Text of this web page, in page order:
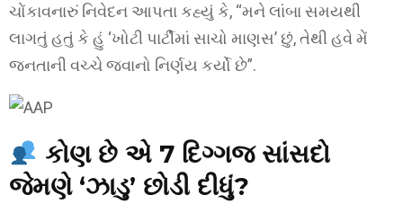
ચોંકાવનારું નિવેદન આપતા કહ્યું કે, “મને લાંબા સમયથી
લાગતું હતું કે હું ‘ખોટી પાર્ટીમાં સાચો માણસ’ છું, તેથી હવે મેં
જનતાની વચ્ચે જવાનો નિર્ણય કર્યો છે”.
કોણ છે એ 7 દિગ્ગજ સાંસદો
જેમણે ‘ઝાડુ’ છોડી દીધું?